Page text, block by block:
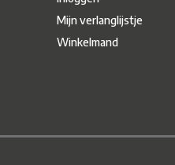
Mijn verlanglijstje
Winkelmand